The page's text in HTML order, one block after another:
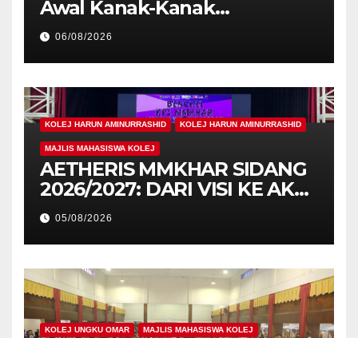
Awal Kanak-Kanak
Cemerlang Raih
Pengiktirafan Antarabangsa
di IAM2026
06/08/2026
KOLEJ HARUN AMINURRASHID KOLEJ HARUN AMINURRASHID
MAJLIS MAHASISWA KOLEJ
AETHERIS MMKHAR SIDANG
2026/2027: DARI VISI KE AKSI,
MEMBINA LEGASI GENERASI
PEMIMPIN
05/08/2026
KOLEJ UNGKU OMAR MAJLIS MAHASISWA KOLEJ